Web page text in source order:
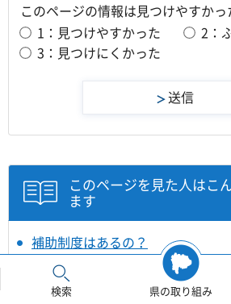
検索 県の取り組み
このページの情報は見つけやすかっ
1：見つけやすかった
2：
3：見つけにくかった
このページを見た人はこ
ます
補助制度はあるの？
木造住宅耐震改修工事の低コス